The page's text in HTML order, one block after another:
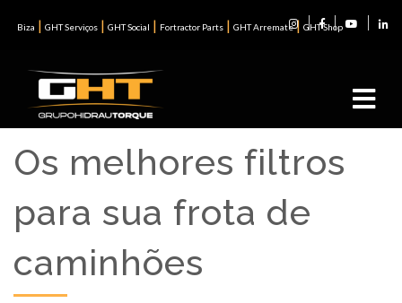
Biza | GHT Serviços | GHT Social | Fortractor Parts | GHT Arremate| GHT Shop
Os melhores filtros
para sua frota de
caminhões